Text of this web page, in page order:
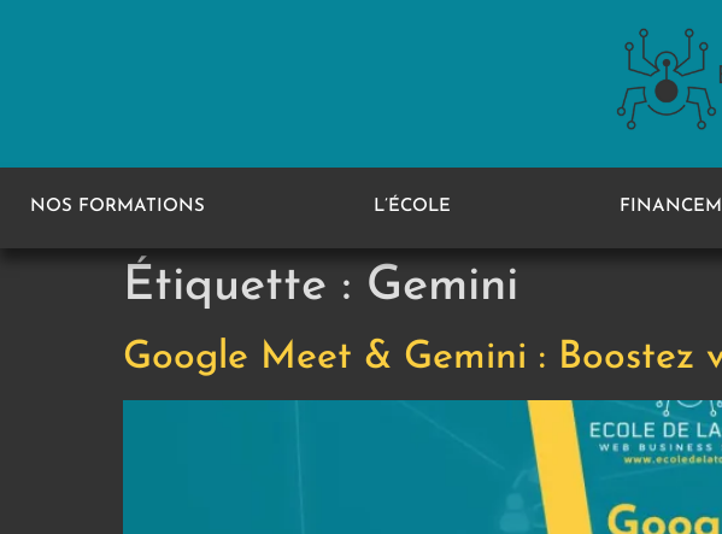
NOS FORMATIONS L’ÉCOLE
Étiquette : Gemini
Google Meet & Gemini : Boostez